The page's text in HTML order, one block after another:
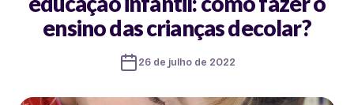
ensino das crianças decolar?
26 de julho de 2022